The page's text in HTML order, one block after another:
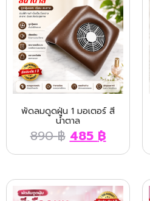
พัดลมดูดฝุ่น 1 มอเตอร์ สี
น้ำตาล
890฿ 485฿